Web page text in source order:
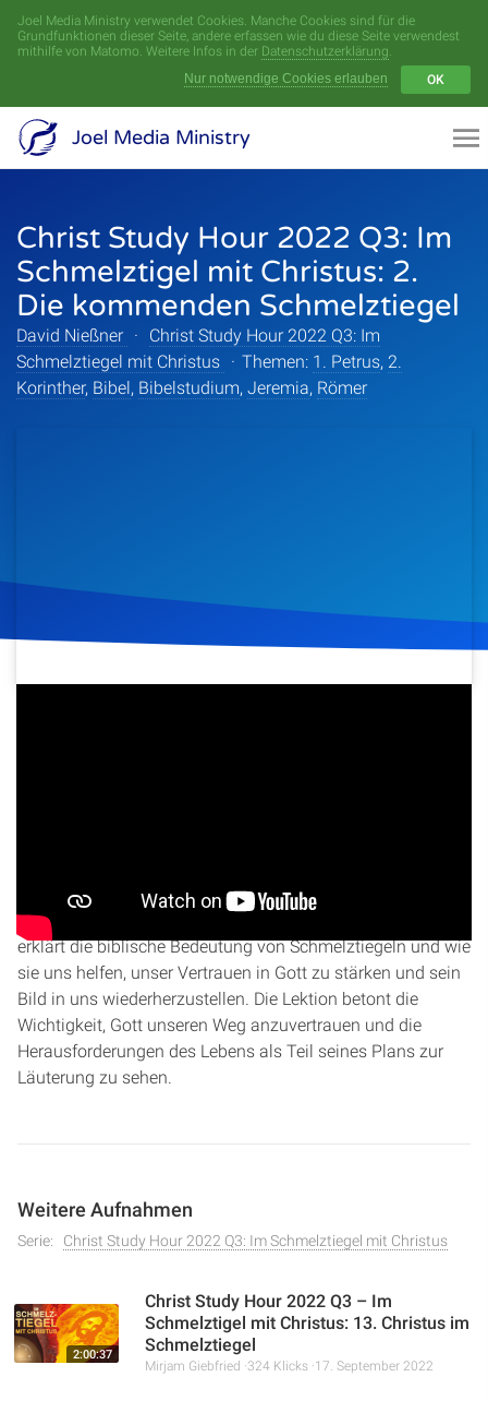
Joel Media Ministry verwendet Cookies. Manche Cookies sind für die
Grundfunktionen dieser Seite, andere erfassen wie du diese Seite verwendest
mithilfe von Matomo. Weitere Infos in der Datenschutzerklärung.
Nur notwendige Cookies erlauben
OK
Joel Media Ministry
Christ Study Hour 2022 Q3: Im
Schmelztigel mit Christus: 2.
Die kommenden Schmelztiegel
David Nießner ·
Christ Study Hour 2022 Q3: Im
Schmelztiegel mit Christus · Themen: 1. Petrus, 2.
Korinther, Bibel, Bibelstudium, Jeremia, Römer
Schmelztiegel“, beleuchtet David Nießner das Thema der
Prüfungen und Schmelztiegel im christlichen Leben. Er
erklärt die biblische Bedeutung von Schmelztiegeln und wie
sie uns helfen, unser Vertrauen in Gott zu stärken und sein
Bild in uns wiederherzustellen. Die Lektion betont die
Wichtigkeit, Gott unseren Weg anzuvertrauen und die
Herausforderungen des Lebens als Teil seines Plans zur
Läuterung zu sehen.
Weitere Aufnahmen
Serie: Christ Study Hour 2022 Q3: Im Schmelztiegel mit Christus
2:00:37
Christ Study Hour 2022 Q3 – Im
Schmelztigel mit Christus: 13. Christus im
Schmelztiegel
Mirjam Giebfried 324 Klicks 17. September 2022
Menü
Videoarchiv
Serien
Sprecher
Themen